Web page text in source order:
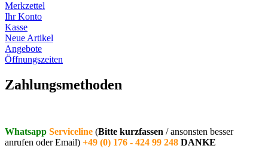
Merkzettel
Ihr Konto
Kasse
Neue Artikel
Angebote
Öffnungszeiten
Zahlungsmethoden
Whatsapp Serviceline (Bitte kurzfassen / ansonsten besser
anrufen oder Email) +49 (0) 176 - 424 99 248 DANKE